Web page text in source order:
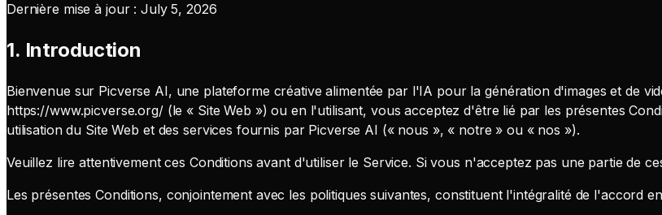
Dernière mise à jour : July 5, 2026
1. Introduction
Bienvenue sur Picverse AI, une plateforme créative alimentée par l'IA pour la génération d'images et de
https://www.picverse.org/ (le « Site Web ») ou en l'utilisant, vous acceptez d'être lié par les présentes
utilisation du Site Web et des services fournis par Picverse AI (« nous », « notre » ou « nos »).
Veuillez lire attentivement ces Conditions avant d'utiliser le Service. Si vous n'acceptez pas une partie de
Les présentes Conditions, conjointement avec les politiques suivantes, constituent l'intégralité de l'accord